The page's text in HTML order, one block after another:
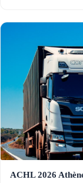
ACHL 2026